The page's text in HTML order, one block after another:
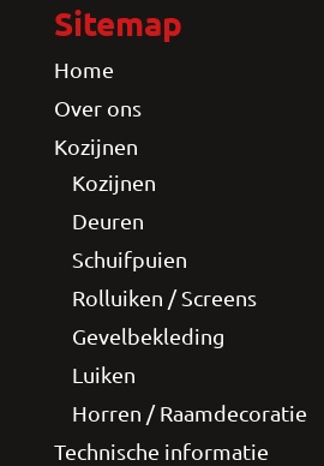
Sitemap
Home
Over ons
Kozijnen
Kozijnen
Deuren
Schuifpuien
Rolluiken / Screens
Gevelbekleding
Luiken
Horren / Raamdecoratie
Technische informatie